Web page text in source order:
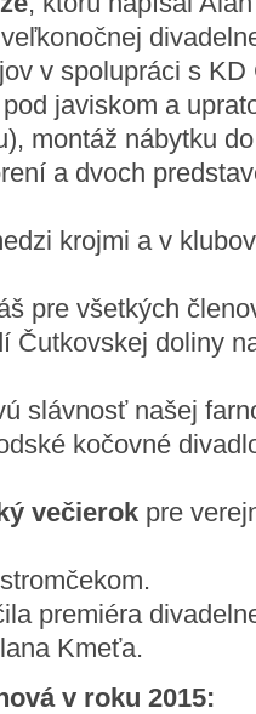
v spolupráci s KD
javiskom a
montáž nábytku
a dvoch
krojmi a v
pre všetkých
Čutkovskej doliny
slávnosť našej
kočovné
večierok pre
premiéra
Kmeťa.
v roku 2015: